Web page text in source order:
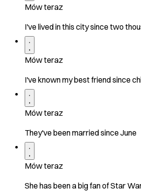
Mów teraz
I've lived in this city since two
Mów teraz
I've known my best friend since
Mów teraz
They've been married since June
Mów teraz
She has been a big fan of Star